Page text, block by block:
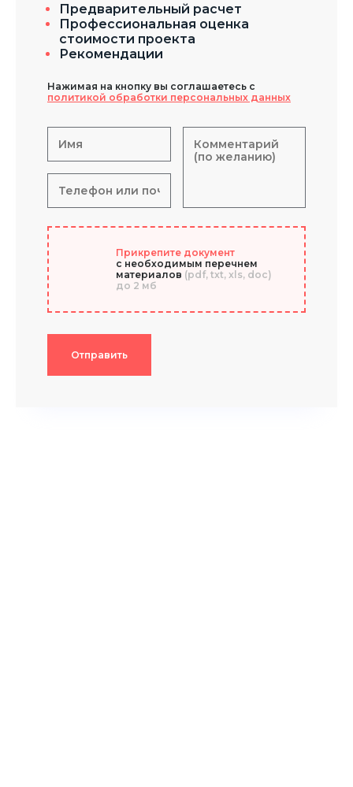
Предварительный расчет
Профессиональная оценка
стоимости проекта
Рекомендации
Нажимая на кнопку вы соглашаетесь с
политикой обработки персональных данных
Прикрепите документ
с необходимым перечнем
материалов (pdf, txt, xls, doc)
до 2 мб
Отправить